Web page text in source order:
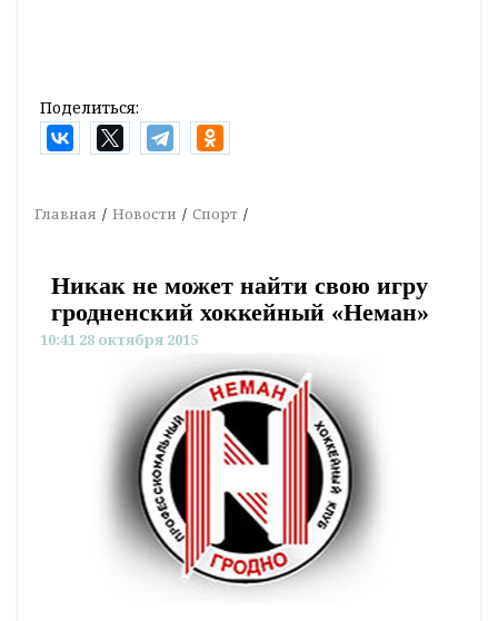
Поделиться:
Главная Новости Спорт
Никак не может найти свою игру
гродненский хоккейный «Неман»
10:41 28 октября 2015